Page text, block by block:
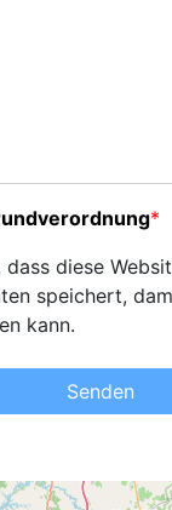
*
diese
speichert,
kann.
Senden